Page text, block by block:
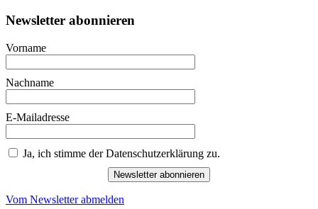
Newsletter abonnieren
Vorname
Nachname
E-Mailadresse
Ja, ich stimme der Datenschutzerklärung zu.
Newsletter abonnieren
Vom Newsletter abmelden